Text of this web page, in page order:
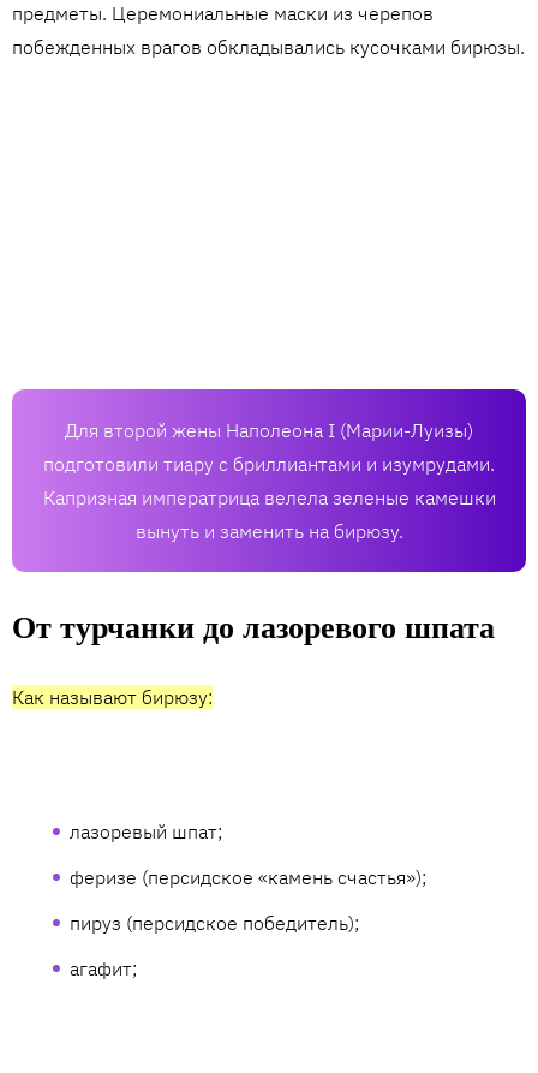
предметы. Церемониальные маски из черепов
побежденных врагов обкладывались кусочками бирюзы.
Для второй жены Наполеона I (Марии-Луизы)
подготовили тиару с бриллиантами и изумрудами.
Капризная императрица велела зеленые камешки
вынуть и заменить на бирюзу.
От турчанки до лазоревого шпата
Как называют бирюзу:
лазоревый шпат;
феризе (персидское «камень счастья»);
пируз (персидское победитель);
агафит;